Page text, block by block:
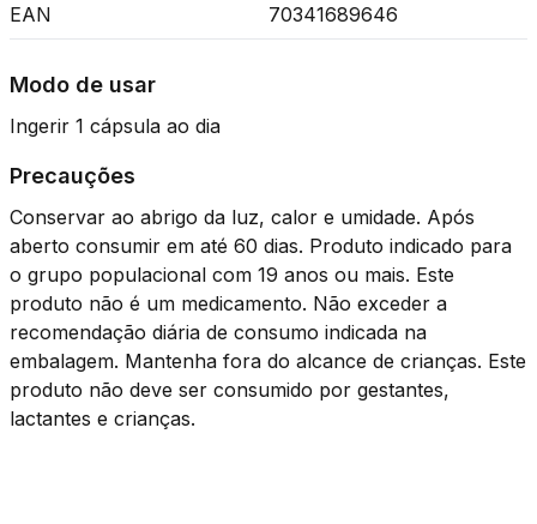
EAN 70341689646
Modo de usar
Ingerir 1 cápsula ao dia
Precauções
Conservar ao abrigo da luz, calor e umidade. Após
aberto consumir em até 60 dias. Produto indicado para
o grupo populacional com 19 anos ou mais. Este
produto não é um medicamento. Não exceder a
recomendação diária de consumo indicada na
embalagem. Mantenha fora do alcance de crianças. Este
produto não deve ser consumido por gestantes,
lactantes e crianças.